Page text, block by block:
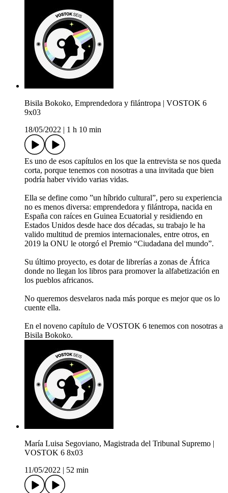
Bisila Bokoko, Emprendedora y filántropa | VOSTOK 6
9x03
18/05/2022
1 h 10 min
Es uno de esos capítulos en los que la entrevista se nos queda
corta, porque tenemos con nosotras a una invitada que bien
podría haber vivido varias vidas.
Ella se define como ”un híbrido cultural”, pero su experiencia
no es menos diversa: emprendedora y filántropa, nacida en
España con raíces en Guinea Ecuatorial y residiendo en
Estados Unidos desde hace dos décadas, su trabajo le ha
valido multitud de premios internacionales, entre otros, en
2019 la ONU le otorgó el Premio “Ciudadana del mundo”.
Su último proyecto, es dotar de librerías a zonas de África
donde no llegan los libros para promover la alfabetización en
los pueblos africanos.
No queremos desvelaros nada más porque es mejor que os lo
cuente ella.
En el noveno capítulo de VOSTOK 6 tenemos con nosotras a
Bisila Bokoko.
María Luisa Segoviano, Magistrada del Tribunal Supremo |
VOSTOK 6 8x03
11/05/2022
52 min